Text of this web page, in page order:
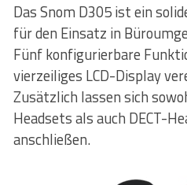
Das Snom D305 ist ein
für den Einsatz in
Fünf konfigurierbare
vierzeiliges LCD-Display
Zusätzlich lassen sich
Headsets als auch DECT-
anschließen.